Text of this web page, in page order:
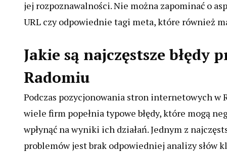
jej rozpoznawalności. Nie można zapominać o
URL czy odpowiednie tagi meta, które również
Jakie są najczęstsze
Radomiu
Podczas pozycjonowania stron internetowych w
wiele firm popełnia typowe błędy, które mogą
wpłynąć na wyniki ich działań. Jednym z
problemów jest brak odpowiedniej analizy słów